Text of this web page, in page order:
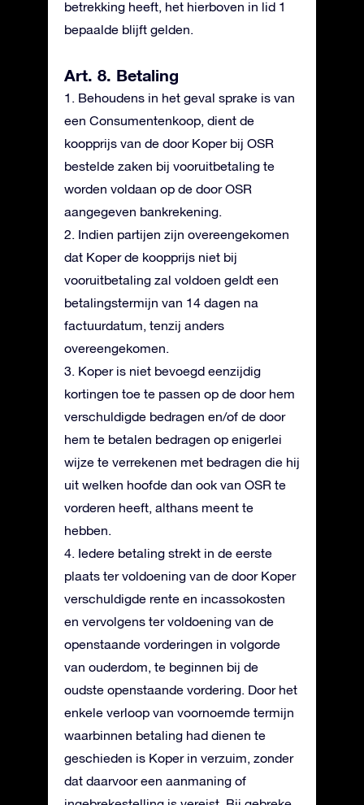
betrekking heeft, het hierboven in lid 1
bepaalde blijft gelden.
Art. 8. Betaling
1. Behoudens in het geval sprake is van
een Consumentenkoop, dient de
koopprijs van de door Koper bij OSR
bestelde zaken bij vooruitbetaling te
worden voldaan op de door OSR
aangegeven bankrekening.
2. Indien partijen zijn overeengekomen
dat Koper de koopprijs niet bij
vooruitbetaling zal voldoen geldt een
betalingstermijn van 14 dagen na
factuurdatum, tenzij anders
overeengekomen.
3. Koper is niet bevoegd eenzijdig
kortingen toe te passen op de door hem
verschuldigde bedragen en/of de door
hem te betalen bedragen op enigerlei
wijze te verrekenen met bedragen die hij
uit welken hoofde dan ook van OSR te
vorderen heeft, althans meent te
hebben.
4. Iedere betaling strekt in de eerste
plaats ter voldoening van de door Koper
verschuldigde rente en incassokosten
en vervolgens ter voldoening van de
openstaande vorderingen in volgorde
van ouderdom, te beginnen bij de
oudste openstaande vordering. Door het
enkele verloop van voornoemde termijn
waarbinnen betaling had dienen te
geschieden is Koper in verzuim, zonder
dat daarvoor een aanmaning of